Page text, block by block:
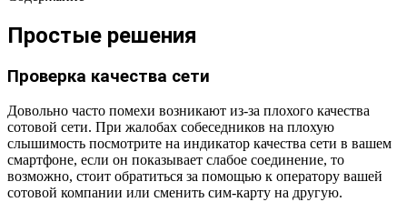
Простые решения
Проверка качества сети
Довольно часто помехи возникают из-за плохого качества
сотовой сети. При жалобах собеседников на плохую
слышимость посмотрите на индикатор качества сети в вашем
смартфоне, если он показывает слабое соединение, то
возможно, стоит обратиться за помощью к оператору вашей
сотовой компании или сменить сим-карту на другую.